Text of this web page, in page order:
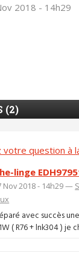
2018 - 14h29
(2)
votre question à
linge
Nov 2018 - 14h29 —
avec succès
( R76 + lnk304 ) je